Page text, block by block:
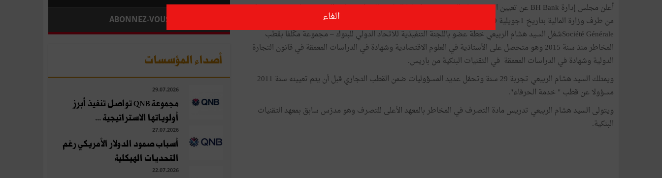
أعلن مجلس إدارة BH Bank عن تعيين السيد هشام الربيعي مديرا عاما للبنك وذلك إثر إجراء طلب ترشح لمنصب مدير عام
من طرف وزارة المالية بتاريخ 1جويلية 2019.
Société Généraleشغل السيد هشام الربيعي خطة عضو باللجنة التنفيذية للاتحاد الدولي للبنوك – مجموعة مكّلفا بقطب
المخاطر منذ سنة 2015 وهو متحصل على الأستاذية في العلوم الاقتصادية وشهادة في الدراسات المعمقة في قانون التجارة
الدولية وشهادة في الدراسات المعمقة في التقنيات البنكية من باريس.
ويمتلك السيد هشام الربيعي تجربة 29 سنة وتحمّل عديد المسؤوليات ضمن القطب التجاري قبل أن يتم تعيينه سنة 2011
مسؤولا عن قطب " خدمة الحرفاء".
ويتولى السيد هشام الربيعي تدريس مادة التصرف في المخاطر بالمعهد الأعلى للتصرف وهو مدرّس سابق بمعهد التقنيات
البنكية.
ABONNEZ-VOUS
أصداء المؤسسات
29.07.2026
مجموعة QNB تواصل تنفيذ أبرز
أولوياتها الاستراتيجية ...
27.07.2026
أسباب صمود الدولار الأمريكي رغم
التحديات الهيكلية
22.07.2026
الغاء